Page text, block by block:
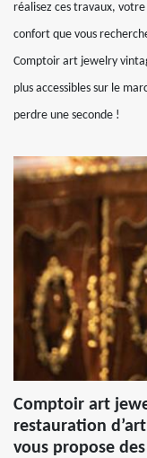
réalisez ces travaux,
confort que vous
Comptoir art jewelry
plus accessibles sur le
perdre une seconde !
Comptoir art
restauration
vous propose